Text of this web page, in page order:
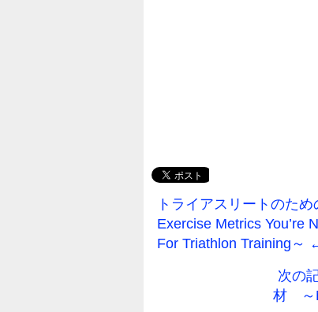
トライアスリートのた
Exercise Metrics You’re
For Triathlon Training～
次の
材 ～